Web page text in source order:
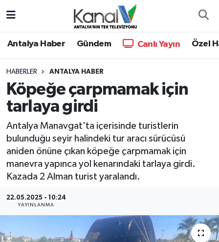
Antalya Haber Gündem Canlı Yayın Özel
HABERLER ANTALYA HABER
Köpeğe çarpmamak için
tarlaya girdi
Antalya Manavgat'ta içerisinde turistlerin
bulunduğu seyir halindeki tur aracı sürücüsü
aniden önüne çıkan köpeğe çarpmamak için
manevra yapınca yol kenarındaki tarlaya girdi.
Kazada 2 Alman turist yaralandı.
22.05.2025 - 10:24
YAYINLANMA
Antalya Haber
Dünya
Eğitim
Ekonomi
Gündem
Haberler
Hava Durumu
Trafik Durumu
Süper Lig Puan Durumu ve Fikstür
Tüm Manşetler
Son Dakika Haberleri